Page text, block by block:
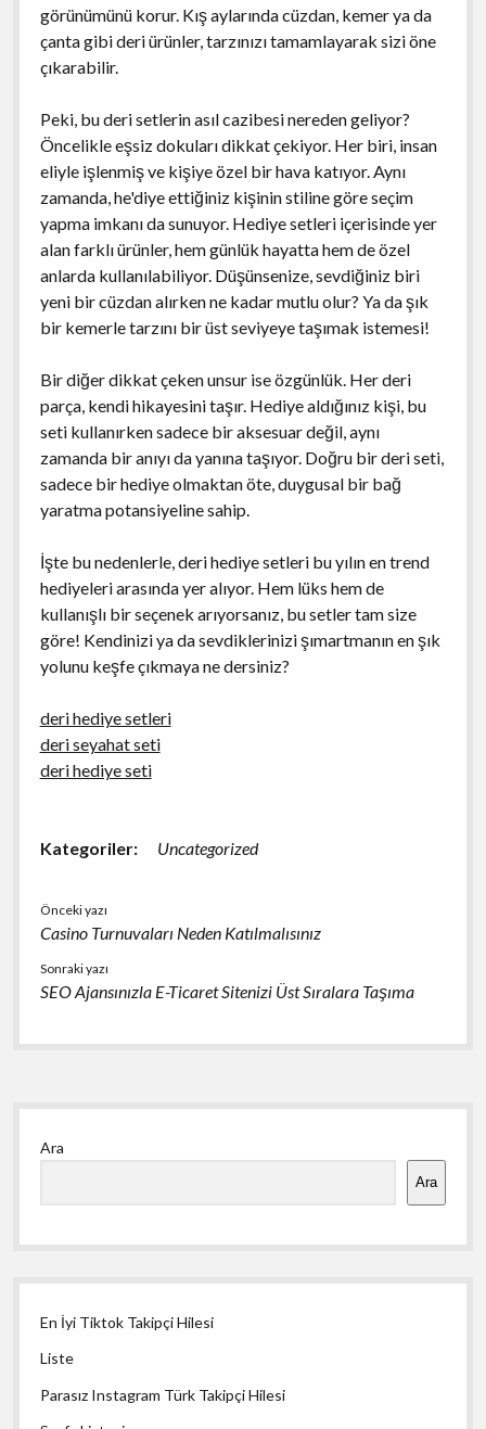
görünümünü korur. Kış aylarında cüzdan, kemer ya da
çanta gibi deri ürünler, tarzınızı tamamlayarak sizi öne
çıkarabilir.
Peki, bu deri setlerin asıl cazibesi nereden geliyor?
Öncelikle eşsiz dokuları dikkat çekiyor. Her biri, insan
eliyle işlenmiş ve kişiye özel bir hava katıyor. Aynı
zamanda, he'diye ettiğiniz kişinin stiline göre seçim
yapma imkanı da sunuyor. Hediye setleri içerisinde yer
alan farklı ürünler, hem günlük hayatta hem de özel
anlarda kullanılabiliyor. Düşünsenize, sevdiğiniz biri
yeni bir cüzdan alırken ne kadar mutlu olur? Ya da şık
bir kemerle tarzını bir üst seviyeye taşımak istemesi!
Bir diğer dikkat çeken unsur ise özgünlük. Her deri
parça, kendi hikayesini taşır. Hediye aldığınız kişi, bu
seti kullanırken sadece bir aksesuar değil, aynı
zamanda bir anıyı da yanına taşıyor. Doğru bir deri seti,
sadece bir hediye olmaktan öte, duygusal bir bağ
yaratma potansiyeline sahip.
İşte bu nedenlerle, deri hediye setleri bu yılın en trend
hediyeleri arasında yer alıyor. Hem lüks hem de
kullanışlı bir seçenek arıyorsanız, bu setler tam size
göre! Kendinizi ya da sevdiklerinizi şımartmanın en şık
yolunu keşfe çıkmaya ne dersiniz?
deri hediye setleri
deri seyahat seti
deri hediye seti
Kategoriler: Uncategorized
Önceki yazı
Casino Turnuvaları Neden Katılmalısınız
Sonraki yazı
SEO Ajansınızla E-Ticaret Sitenizi Üst Sıralara Taşıma
Yan
Menü
Ara
Ara
En İyi Tiktok Takipçi Hilesi
Liste
Parasız Instagram Türk Takipçi Hilesi